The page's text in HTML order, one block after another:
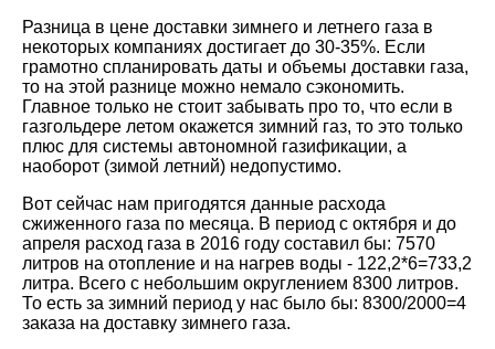
Разница в цене доставки зимнего и летнего газа в
некоторых компаниях достигает до 30-35%. Если
грамотно спланировать даты и объемы доставки газа,
то на этой разнице можно немало сэкономить.
Главное только не стоит забывать про то, что если в
газгольдере летом окажется зимний газ, то это только
плюс для системы автономной газификации, а
наоборот (зимой летний) недопустимо.
Вот сейчас нам пригодятся данные расхода
сжиженного газа по месяца. В период с октября и до
апреля расход газа в 2016 году составил бы: 7570
литров на отопление и на нагрев воды - 122,2*6=733,2
литра. Всего с небольшим округлением 8300 литров.
То есть за зимний период у нас было бы: 8300/2000=4
заказа на доставку зимнего газа.